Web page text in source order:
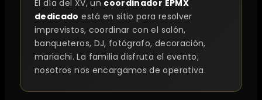
El día del XV, un coordinador EPMX
dedicado está en sitio para resolver
imprevistos, coordinar con el salón,
banqueteros, DJ, fotógrafo, decoración,
mariachi. La familia disfruta el evento;
nosotros nos encargamos de operativa.